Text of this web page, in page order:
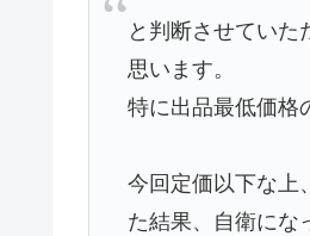
と判断させていた
思います。
特に出品最低価格
今回定価以下な上
た結果、自衛にな